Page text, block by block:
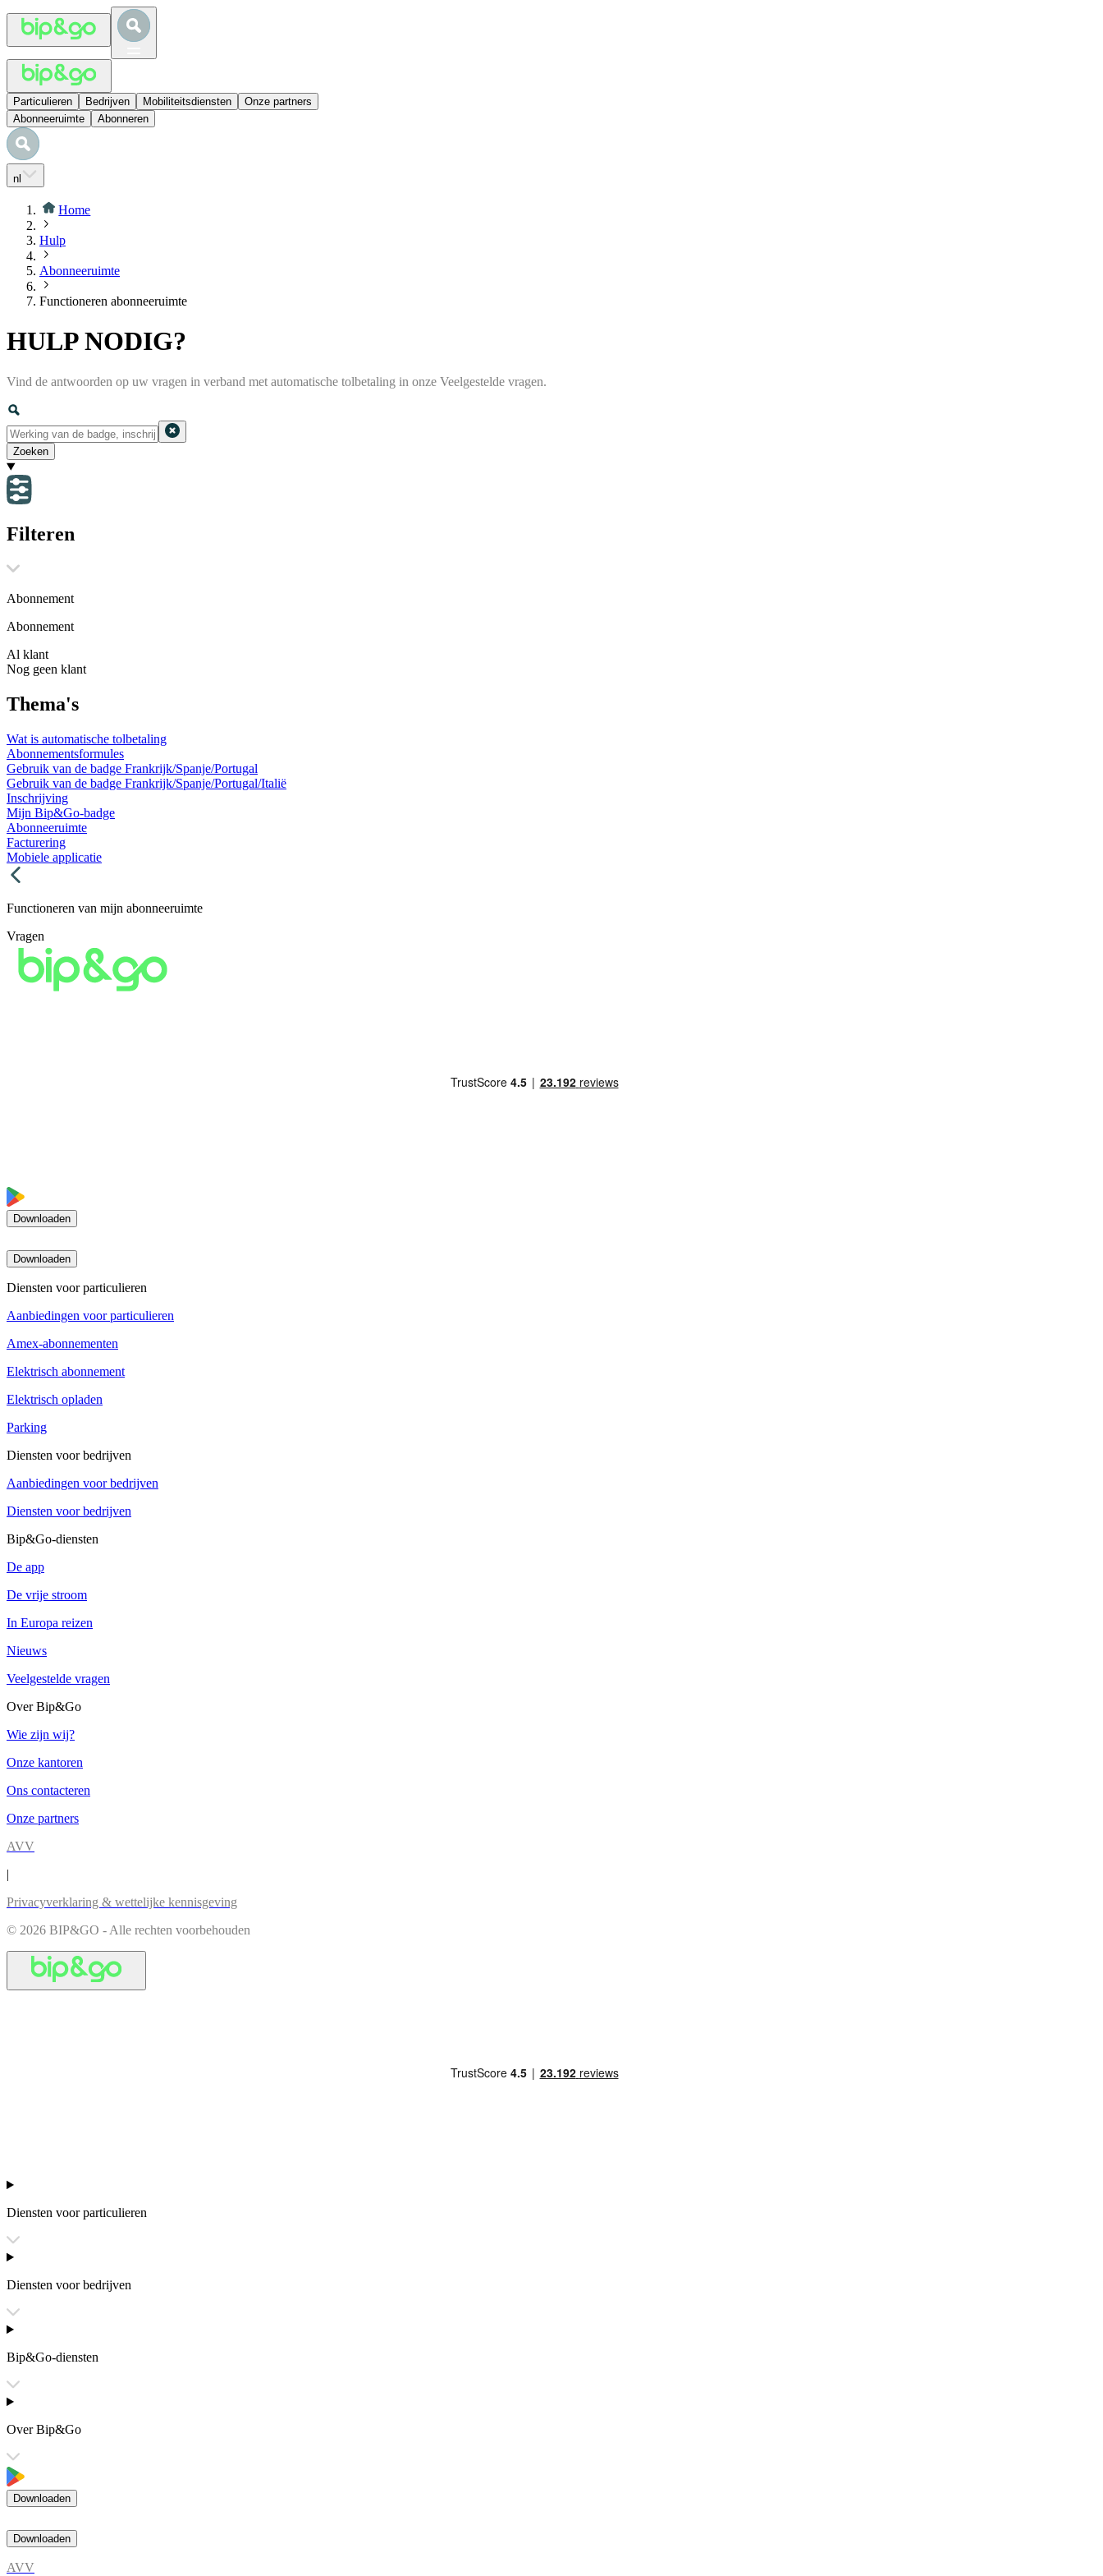
Particulieren Bedrijven Mobiliteitsdiensten
Onze partners
Abonneeruimte
Abonneren
nl
Home
Hulp
Abonneeruimte
Functioneren abonneeruimte
HULP NODIG?
Vind de antwoorden op uw vragen in verband met automatische tolbetaling in onze Veelgestelde vragen.
Zoeken
Filteren
Abonnement
Abonnement
Al klant
Nog geen klant
Thema's
Wat is automatische tolbetaling
Abonnementsformules
Gebruik van de badge Frankrijk/Spanje/Portugal
Gebruik van de badge Frankrijk/Spanje/Portugal/Italië
Inschrijving
Mijn Bip&Go-badge
Abonneeruimte
Facturering
Mobiele applicatie
Functioneren van mijn abonneeruimte
Vragen
Downloaden
Downloaden
Diensten voor particulieren
Aanbiedingen voor particulieren
Amex-abonnementen
Elektrisch abonnement
Elektrisch opladen
Parking
Diensten voor bedrijven
Aanbiedingen voor bedrijven
Diensten voor bedrijven
Bip&Go-diensten
De app
De vrije stroom
In Europa reizen
Nieuws
Veelgestelde vragen
Over Bip&Go
Wie zijn wij?
Onze kantoren
Ons contacteren
Onze partners
AVV
|
Privacyverklaring & wettelijke kennisgeving
© 2026 BIP&GO - Alle rechten voorbehouden
Diensten voor particulieren
Diensten voor bedrijven
Bip&Go-diensten
Over Bip&Go
Downloaden
Downloaden
AVV